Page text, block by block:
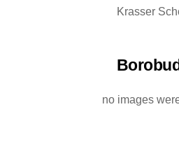
Krasser
no images